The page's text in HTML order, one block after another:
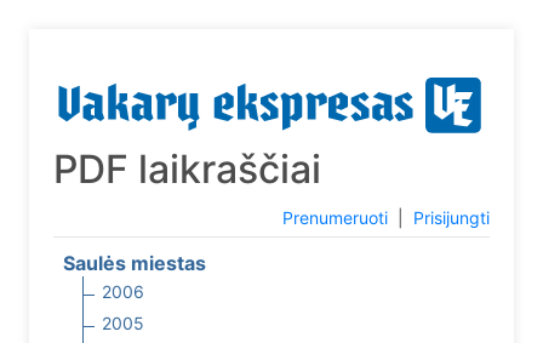
PDF laikraščiai
Prenumeruoti Prisijungti
Saulės miestas
2006
2005